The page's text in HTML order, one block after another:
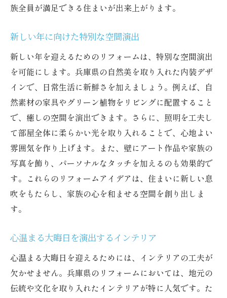
族全員が満足できる住まいが出来上がります。
新しい年に向けた特別な空間演出
新しい年を迎えるためのリフォームは、特別な空間演出
を可能にします。兵庫県の自然美を取り入れた内装デザ
インで、日常生活に新鮮さを加えましょう。例えば、自
然素材の家具やグリーン植物をリビングに配置すること
で、癒しの空間を演出できます。さらに、照明を工夫し
て部屋全体に柔らかい光を取り入れることで、心地よい
雰囲気を作り上げます。また、壁にアート作品や家族の
写真を飾り、パーソナルなタッチを加えるのも効果的で
す。これらのリフォームアイデアは、住まいに新しい息
吹をもたらし、家族の心を和ませる空間を創り出しま
す。
心温まる大晦日を演出するインテリア
心温まる大晦日を迎えるためには、インテリアの工夫が
欠かせません。兵庫県のリフォームにおいては、地元の
伝統や文化を取り入れたインテリアが特に人気です。た